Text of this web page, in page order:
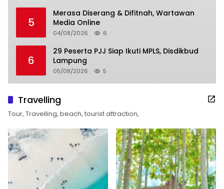
5
Merasa Diserang & Difitnah, Wartawan
Media Online
04/08/2026 6
6
29 Peserta PJJ Siap Ikuti MPLS, Disdikbud
Lampung
05/08/2026 5
Travelling
Tour, Travelling, beach, tourist attraction,